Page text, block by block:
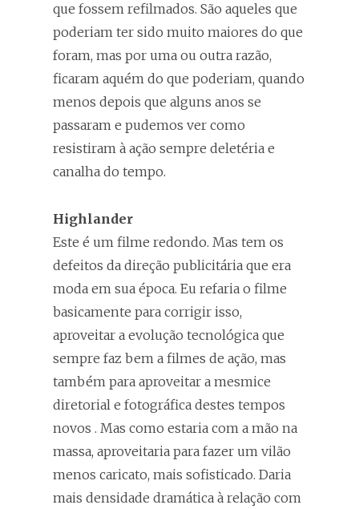
que fossem refilmados. São aqueles que
poderiam ter sido muito maiores do que
foram, mas por uma ou outra razão,
ficaram aquém do que poderiam, quando
menos depois que alguns anos se
passaram e pudemos ver como
resistiram à ação sempre deletéria e
canalha do tempo.
Highlander
Este é um filme redondo. Mas tem os
defeitos da direção publicitária que era
moda em sua época. Eu refaria o filme
basicamente para corrigir isso,
aproveitar a evolução tecnológica que
sempre faz bem a filmes de ação, mas
também para aproveitar a mesmice
diretorial e fotográfica destes tempos
novos . Mas como estaria com a mão na
massa, aproveitaria para fazer um vilão
menos caricato, mais sofisticado. Daria
mais densidade dramática à relação com